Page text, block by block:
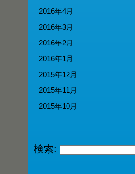
2016年4月
2016年3月
2016年2月
2016年1月
2015年12月
2015年11月
2015年10月
検索: